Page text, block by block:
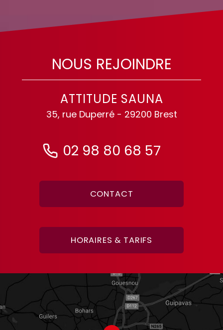
NOUS REJOINDRE
ATTITUDE SAUNA
35, rue Duperré - 29200 Brest
02 98 80 68 57
CONTACT
HORAIRES & TARIFS